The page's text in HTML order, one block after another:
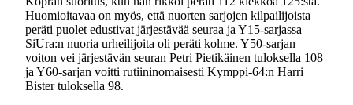
Huomioitavaa on myös, että nuorten sarjojen kilpailijoista
peräti puolet edustivat järjestävää seuraa ja Y15-sarjassa
SiUra:n nuoria urheilijoita oli peräti kolme. Y50-sarjan
voiton vei järjestävän seuran Petri Pietikäinen tuloksella 108
ja Y60-sarjan voitti rutiininomaisesti Kymppi-64:n Harri
Bister tuloksella 98.